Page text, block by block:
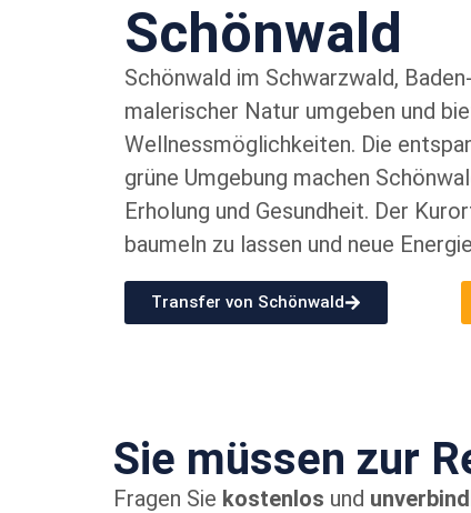
Schönwald
Schönwald im Schwarzwald,
malerischer Natur umgeben und
Wellnessmöglichkeiten. Die
grüne Umgebung machen
Erholung und Gesundheit. Der
baumeln zu lassen und neue
Transfer von Schönwald
Sie müssen zur
Fragen Sie kostenlos und